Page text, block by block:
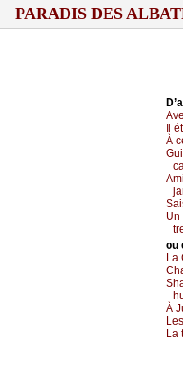
PARADIS DES
Ιl
À
Un
оu
Lа
À
Lа